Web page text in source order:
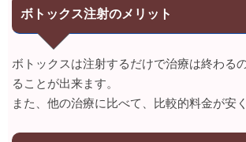
ボトックス注射のメリット
ボトックスは注射するだけで治療は終わる
ることが出来ます。
また、他の治療に比べて、比較的料金が安